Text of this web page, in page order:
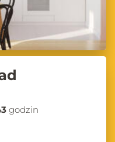
godzin